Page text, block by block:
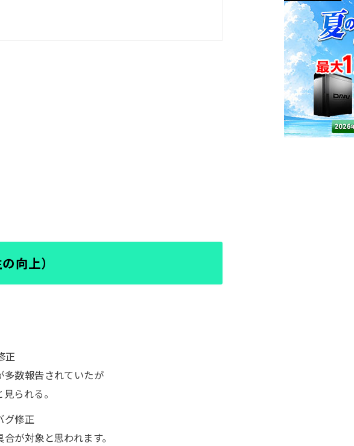
向上）
正
多数報告されていたが
られる。
グ修正
が対象と思われます。